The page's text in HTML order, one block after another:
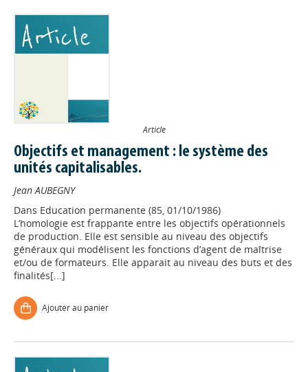
Article
Objectifs et management : le système des
unités capitalisables.
Jean AUBEGNY
Dans Education permanente (85, 01/10/1986)
L’homologie est frappante entre les objectifs opérationnels
de production. Elle est sensible au niveau des objectifs
généraux qui modélisent les fonctions d’agent de maîtrise
et/ou de formateurs. Elle apparait au niveau des buts et des
finalités[...]
Ajouter au panier